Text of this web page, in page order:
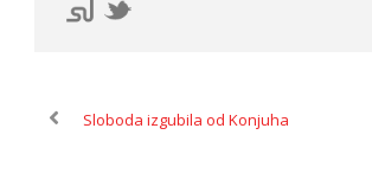
Sloboda izgubila od Konjuha